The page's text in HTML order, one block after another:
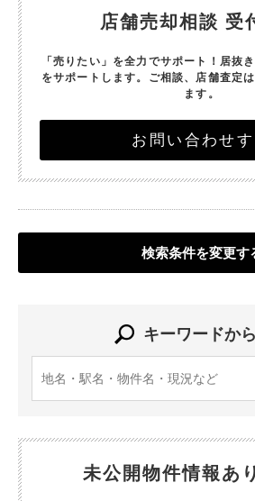
店舗売却相談 受
「売りたい」を全力でサポート！ 居抜
をサポートします。 ご相談、店舗査定
ます。
お問い合わせす
検索条件を変更す
キーワードか
未公開物件情報あ